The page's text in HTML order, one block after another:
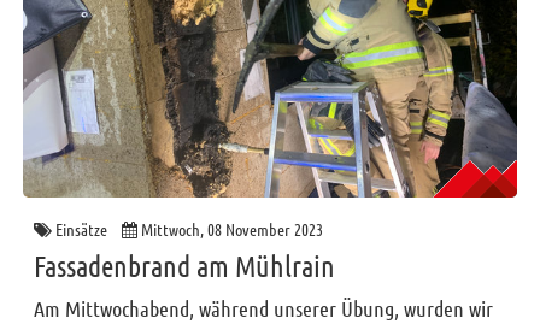
Einsätze Mittwoch, 08 November 2023
Fassadenbrand am Mühlrain
Am Mittwochabend, während unserer Übung, wurden wir